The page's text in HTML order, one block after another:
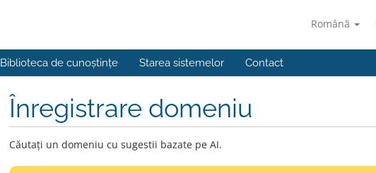
Română
Biblioteca de cunoștințe Starea sistemelor Contact
Înregistrare domeniu
Căutați un domeniu cu sugestii bazate pe AI.